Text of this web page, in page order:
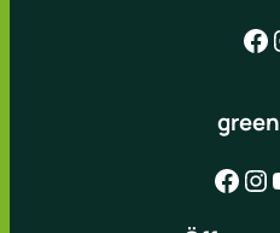
Facebook
Facebook Instagram